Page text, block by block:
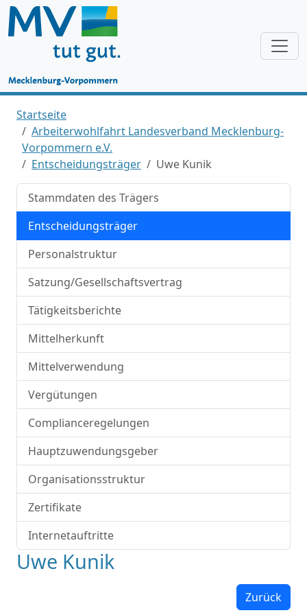
Startseite
Arbeiterwohlfahrt Landesverband Mecklenburg-
Vorpommern e.V.
Entscheidungsträger
Uwe Kunik
Stammdaten des Trägers
Entscheidungsträger
Personalstruktur
Satzung/Gesellschaftsvertrag
Tätigkeitsberichte
Mittelherkunft
Mittelverwendung
Vergütungen
Complianceregelungen
Hauptzuwendungsgeber
Organisationsstruktur
Zertifikate
Internetauftritte
Uwe Kunik
Zurück